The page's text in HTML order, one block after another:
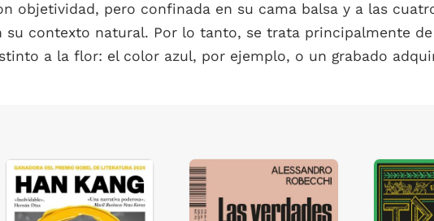
objetividad, pero confinada en su cama balsa y a las
contexto natural. Por lo tanto, se trata principalmente
a la flor: el color azul, por ejemplo, o un grabado